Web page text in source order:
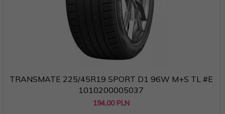
TRANSMATE 225/45R19 SPORT D1 96W M+S TL #E
1010200005037
194,00 PLN